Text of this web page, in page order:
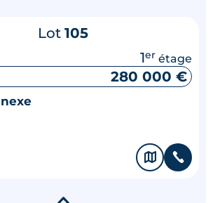
Lot 105
1er étage
280 000 €
🗞 📞
▾